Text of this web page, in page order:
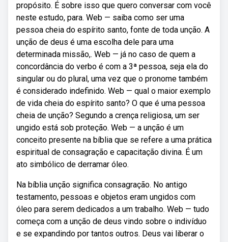
propósito. É sobre isso que quero conversar com você
neste estudo, para. Web — saiba como ser uma
pessoa cheia do espírito santo, fonte de toda unção. A
unção de deus é uma escolha dele para uma
determinada missão,. Web — já no caso de quem a
concordância do verbo é com a 3ª pessoa, seja ela do
singular ou do plural, uma vez que o pronome também
é considerado indefinido. Web — qual o maior exemplo
de vida cheia do espírito santo? O que é uma pessoa
cheia de unção? Segundo a crença religiosa, um ser
ungido está sob proteção. Web — a unção é um
conceito presente na bíblia que se refere a uma prática
espiritual de consagração e capacitação divina. É um
ato simbólico de derramar óleo.
Na bíblia unção significa consagração. No antigo
testamento, pessoas e objetos eram ungidos com
óleo para serem dedicados a um trabalho. Web — tudo
começa com a unção de deus vindo sobre o indivíduo
e se expandindo por tantos outros. Deus vai liberar o